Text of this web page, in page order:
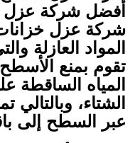
أفضل شركة
شركة عزل
المواد العازلة
تقوم بمنع
المياه الساقطة
الشتاء،
عبر السطح إلى